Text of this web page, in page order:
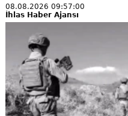
08.08.2026 09:57:00
İhlas Haber Ajansı